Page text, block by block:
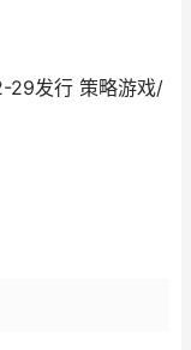
发行 策略游戏/